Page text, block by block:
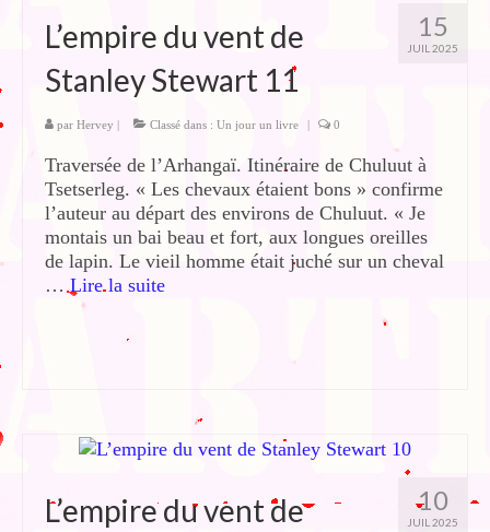
15
JUIL 2025
L’empire du vent de
Stanley Stewart 11
par Hervey | Classé dans : Un jour un livre | 0
Traversée de l’Arhangaï. Itinéraire de Chuluut à
Tsetserleg. « Les chevaux étaient bons » confirme
l’auteur au départ des environs de Chuluut. « Je
montais un bai beau et fort, aux longues oreilles
de lapin. Le vieil homme était juché sur un cheval
…Lire la suite­­
10
JUIL 2025
L’empire du vent de